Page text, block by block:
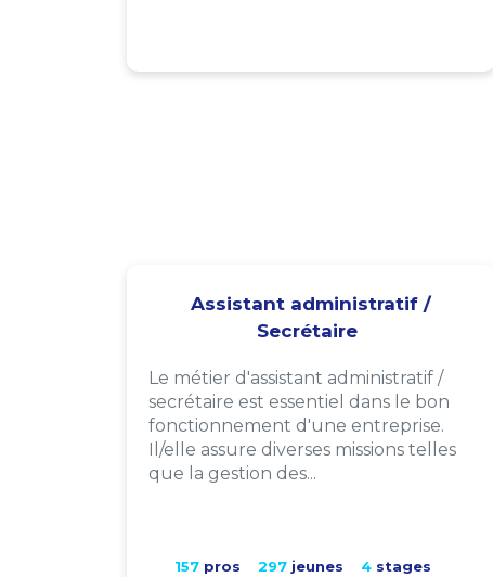
Assistant administratif /
Secrétaire
Le métier d'assistant administratif /
secrétaire est essentiel dans le bon
fonctionnement d'une entreprise.
Il/elle assure diverses missions telles
que la gestion des...
157pros 297jeunes 4stages